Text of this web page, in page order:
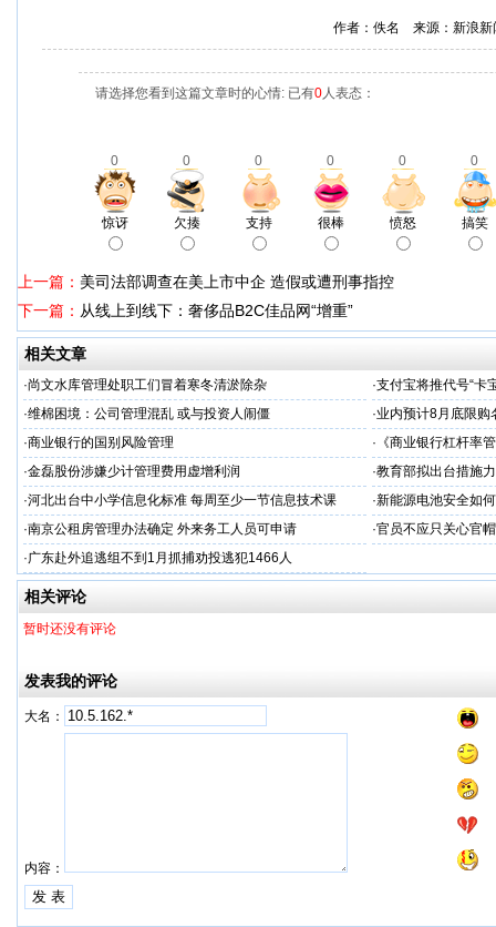
作者：佚名 来源：新浪
请选择您看到这篇文章时的心情: 已有0人表态：
0 0 0 0 0 0
惊讶 欠揍 支持 很棒 愤怒 搞笑
上一篇： 美司法部调查在美上市中企 造假或遭刑事指控
下一篇： 从线上到线下：奢侈品B2C佳品网“增重”
相关文章
·尚文水库管理处职工们冒着寒冬清淤除杂 ·支付宝将推代号“卡
·维棉困境：公司管理混乱 或与投资人闹僵 ·业内预计8月底限购
·商业银行的国别风险管理 · 《商业银行杠杆率
·金磊股份涉嫌少计管理费用虚增利润 ·教育部拟出台措施
·河北出台中小学信息化标准 每周至少一节信息技术课 ·新能源电池安全如
·南京公租房管理办法确定 外来务工人员可申请 ·官员不应只关心官
·广东赴外追逃组不到1月抓捕劝投逃犯1466人
相关评论
暂时还没有评论
发表我的评论
大名：
内容：